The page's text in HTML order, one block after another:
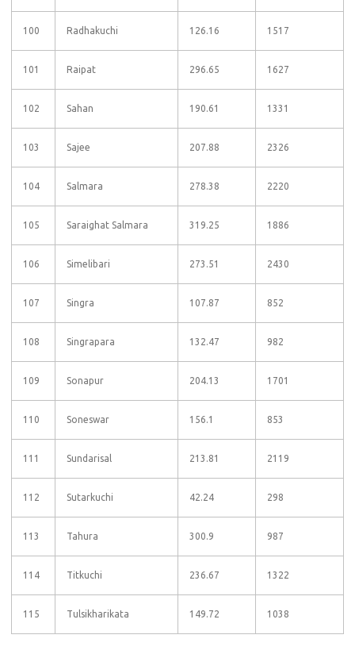
100 Radhakuchi 126.16 1517
101 Raipat 296.65 1627
102 Sahan 190.61 1331
103 Sajee 207.88 2326
104 Salmara 278.38 2220
105 Saraighat Salmara 319.25 1886
106 Simelibari 273.51 2430
107 Singra 107.87 852
108 Singrapara 132.47 982
109 Sonapur 204.13 1701
110 Soneswar 156.1 853
111 Sundarisal 213.81 2119
112 Sutarkuchi 42.24 298
113 Tahura 300.9 987
114 Titkuchi 236.67 1322
115 Tulsikharikata 149.72 1038